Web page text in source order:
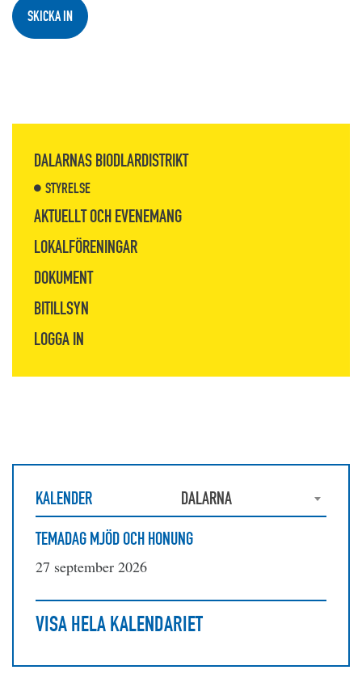
DALARNAS BIODLARDISTRIKT
STYRELSE
AKTUELLT OCH EVENEMANG
LOKALFÖRENINGAR
DOKUMENT
BITILLSYN
LOGGA IN
KALENDER
DALARNA
TEMADAG MJÖD OCH HONUNG
27 september 2026
VISA HELA KALENDARIET